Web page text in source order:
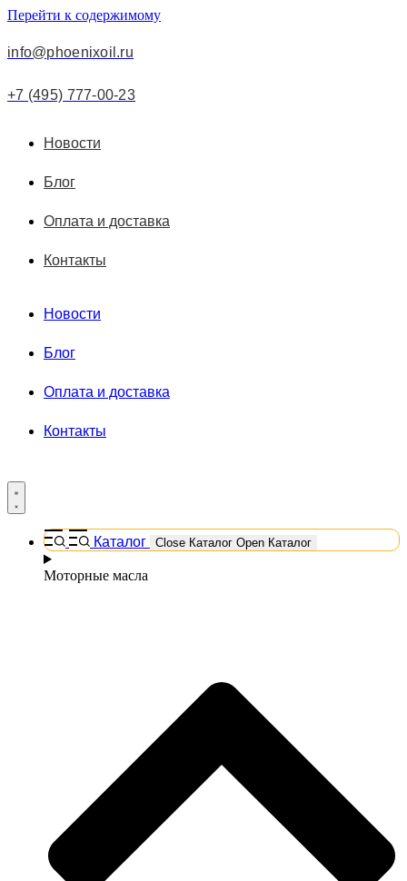
Перейти к содержимому
info@phoenixoil.ru
+7 (495) 777-00-23
Новости
Блог
Оплата и доставка
Контакты
Новости
Блог
Оплата и доставка
Контакты
Каталог Close Каталог Open Каталог
Моторные масла